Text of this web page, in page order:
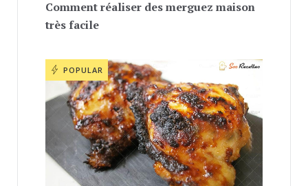
Comment réaliser des merguez maison
très facile
POPULAR